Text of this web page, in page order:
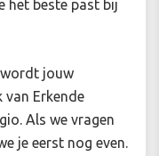
het beste past bij
wordt jouw
Erkende
Als we vragen
je eerst nog even.